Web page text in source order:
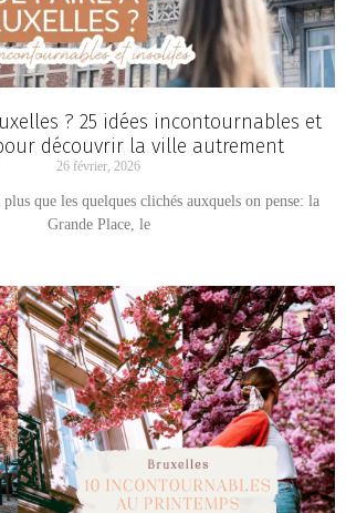
? 25 idées incontournables et
découvrir la ville autrement
26 février, 2026
que les quelques clichés auxquels on pense: la
Grande Place, le